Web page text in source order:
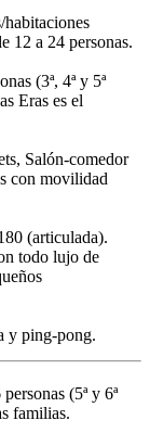
12 a 24 personas.
(3ª, 4ª y 5ª
Eras es el
Salón-comedor
con movilidad
(articulada).
todo lujo de
y ping-pong.
(5ª y 6ª
familias.